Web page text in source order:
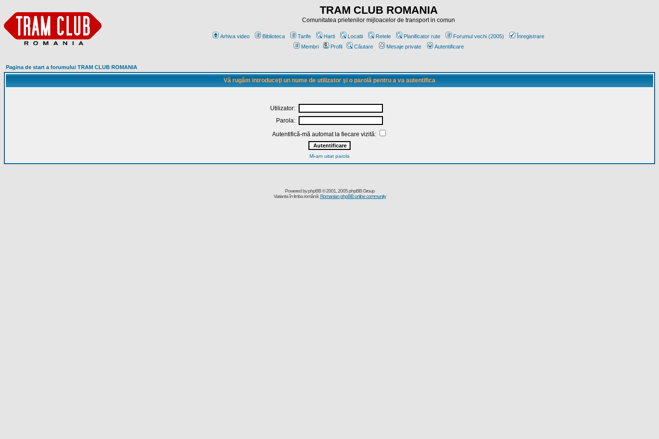
TRAM CLUB ROMANIA
Comunitatea prietenilor mijloacelor de transport in comun
Arhiva video Biblioteca Tarife Harti Locatii Retele Planificator rute Forumul vechi (2005)
Înregistrare
Membri
Profil Căutare Mesaje private Autentificare
Pagina de start a forumului TRAM CLUB ROMANIA
Vă rugăm introduceţi un nume de utilizator şi o parolă pentru a va autentifica
Utilizator:
Parola:
Autentifică-mă automat la fiecare vizită:
Mi-am uitat parola
Powered byphpBB© 2001, 2005 phpBB Group
Varianta în limba română:Romanian phpBB online community